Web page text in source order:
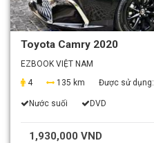
Toyota Camry 2020
EZBOOK VIỆT NAM
4
135 km Được sử dụng:
Nước suối DVD
1,930,000 VND